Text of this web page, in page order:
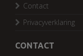
Contact
Privacyverklaring
CONTACT